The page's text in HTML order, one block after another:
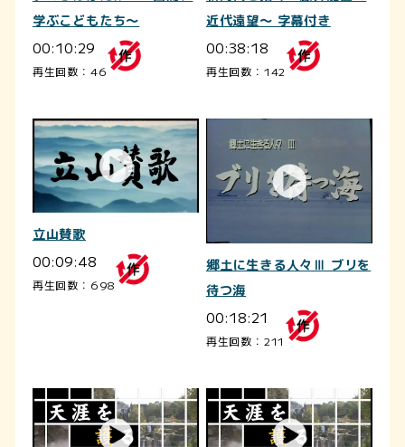
学ぶこどもたち～
00:10:29
再生回数：46
近代遠望～ 字幕付き
00:38:18
再生回数：142
立山賛歌
00:09:48
再生回数：698
郷土に生きる人々Ⅲ ブリを
待つ海
00:18:21
再生回数：211